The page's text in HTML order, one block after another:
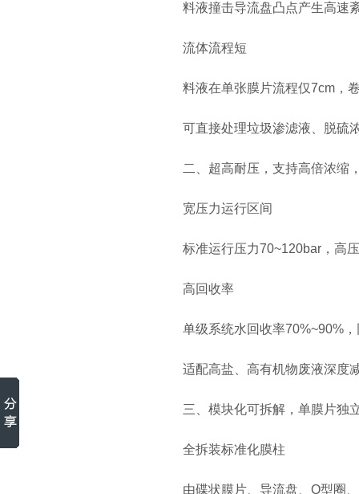
料液撞击导流盘凸点产生高速紊
流体流程短
料液在单张膜片流程仅7cm，卷
可直接处理垃圾渗滤液、脱硫浓
二、超高耐压，支持高倍浓缩
宽压力运行区间
标准运行压力70~120bar，高压
高回收率
单级系统水回收率70%~90%，
适配高盐、高有机物废液深度减
三、模块化可拆解，单膜片独
全拆装标准化膜柱
由碟状膜片、导流盘、O型圈、